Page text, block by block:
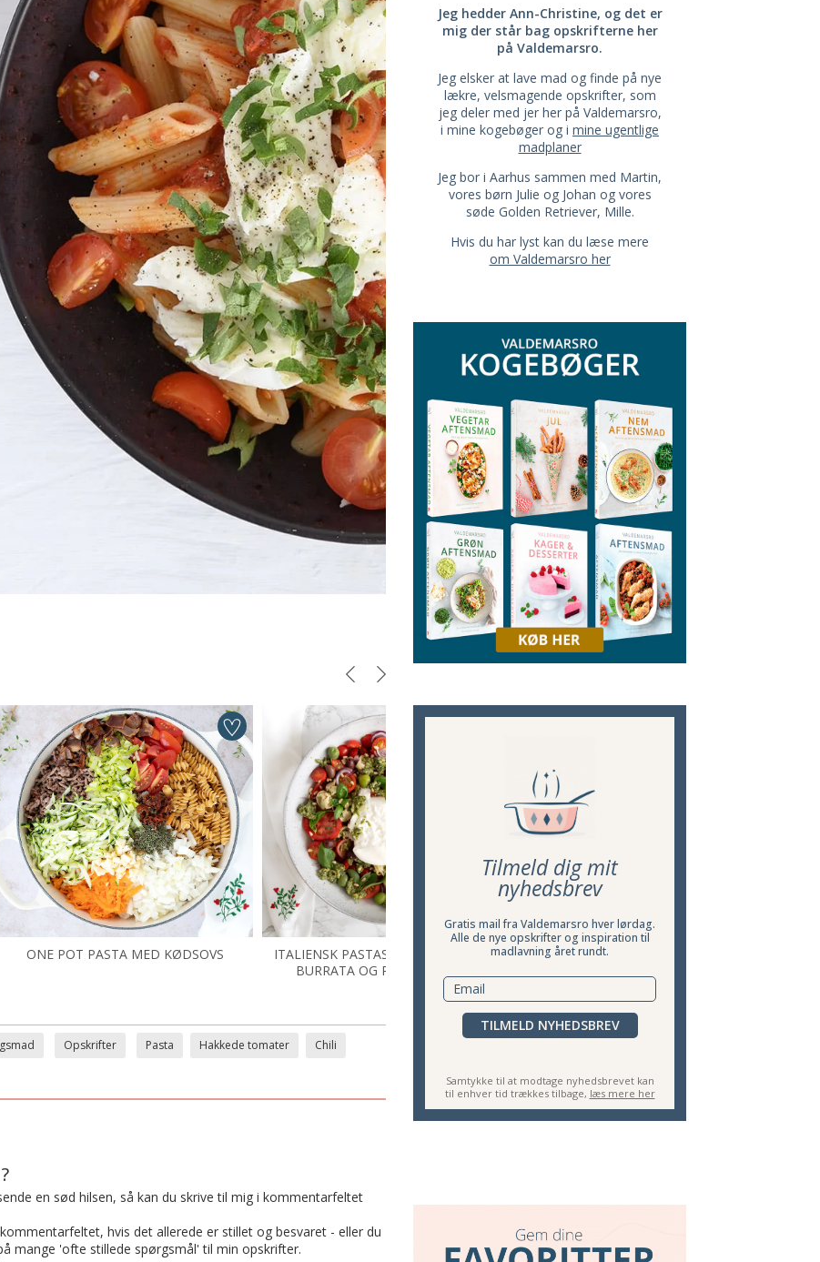
ONE POT PASTA MED KØDSOVS
ITALIENSK PASTASALAT MED TOMAT,
BURRATA OG PESTODRESSING
SPAGHETTI I TOMATSAUCE MED
Opskrifter Pasta Hakkede tomater Chili
en sød hilsen, så kan du skrive til mig i kommentarfeltet
hvis det allerede er stillet og besvaret - eller du
mange 'ofte stillede spørgsmål' til min opskrifter.
Jeg hedder Ann-Christine, og det er
mig der står bag opskrifterne her
på Valdemarsro.
Jeg elsker at lave mad og finde på nye
lækre, velsmagende opskrifter, som
jeg deler med jer her på Valdemarsro,
i mine kogebøger og i mine ugentlige
madplaner
Jeg bor i Aarhus sammen med Martin,
vores børn Julie og Johan og vores
søde Golden Retriever, Mille.
Hvis du har lyst kan du læse mere
om Valdemarsro her
Tilmeld dig mit
nyhedsbrev
Gratis mail fra Valdemarsro hver lørdag.
Alle de nye opskrifter og inspiration til
madlavning året rundt.
TILMELD NYHEDSBREV
Samtykke til at modtage nyhedsbrevet kan
til enhver tid trækkes tilbage, læs mere her